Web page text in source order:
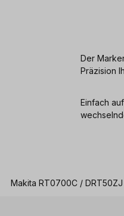
Der
Präzision
Einfach
Makita RT0700C / DRT50ZJ